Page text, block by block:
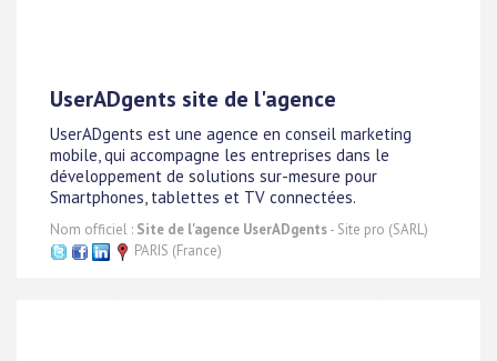
UserADgents site de l'agence
UserADgents est une agence en conseil marketing
mobile, qui accompagne les entreprises dans le
développement de solutions sur-mesure pour
Smartphones, tablettes et TV connectées.
Nom officiel : Site de l'agence UserADgents- Site pro (SARL)
PARIS (France)